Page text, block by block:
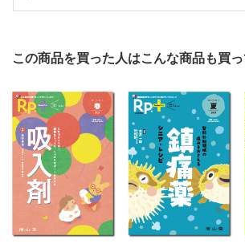
佳久）
・先発医薬品とジェネリック医薬品で，点
・ゲル化する点眼剤の特徴は？（山本 佳
【坐剤】
・一度融解した坐剤は冷やして固めて使っ
佳久）
・経口剤と坐剤の用量は同一なの？（山本
【吸入剤】
・ネブライザー，pMDI，DPI，SMIは何が
志）
・ネブライザーで使用する溶解液の種類
この商品を買った人はこんな商品も買